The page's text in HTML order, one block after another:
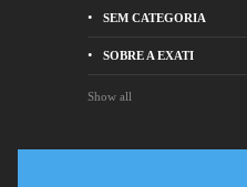
SEM CATEGORIA
SOBRE A EXATI
Show all